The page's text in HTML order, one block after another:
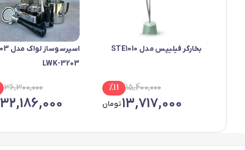
بخارگر فیلیپس مدل STE1010
15,400,000
%11
13,717,000تومان
LWK-3203
36,300,000
32,186,000